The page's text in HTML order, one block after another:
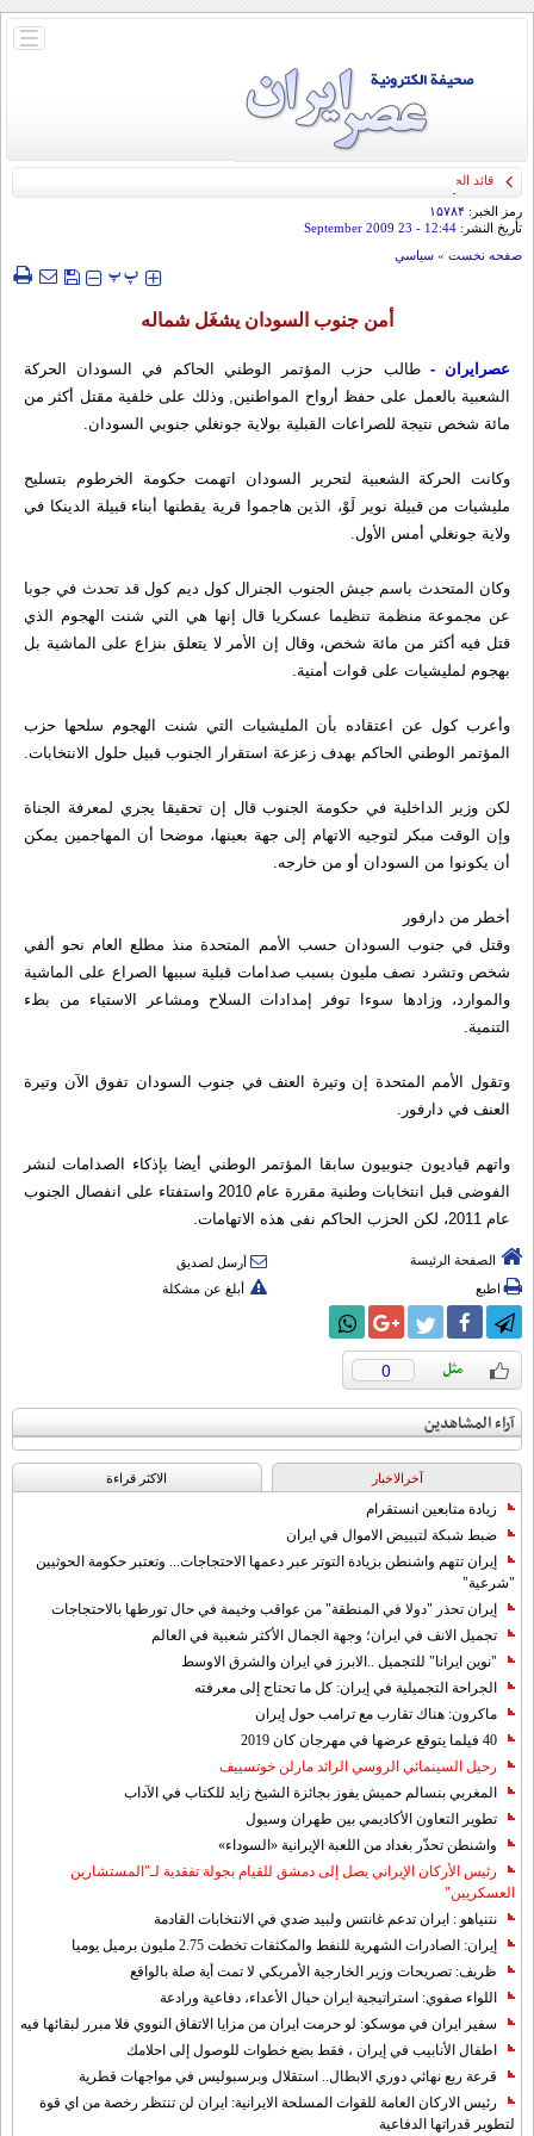
باز
قائد الحرس الثوري: إيران ستدمر أمريكا وإسرائيل والسعودية إذا تجاوزت خطوط طهران
الحمراء
رمز الخبر: ۱۵۷۸۴
تأريخ النشر: 12:44
- 23 September 2009
صفحه نخست » سياسي
‍‍‍ پپ
أمن جنوب السودان يشغَل شماله
عصرایران - طالب حزب المؤتمر الوطني الحاكم في السودان الحركة
الشعبية بالعمل على حفظ أرواح المواطنين, وذلك على خلفية مقتل أكثر من
مائة شخص نتيجة للصراعات القبلية بولاية جونغلي جنوبي السودان.
وكانت الحركة الشعبية لتحرير السودان اتهمت حكومة الخرطوم بتسليح
مليشيات من قبيلة نوير لَوْ، الذين هاجموا قرية يقطنها أبناء قبيلة الدينكا في
ولاية جونغلي أمس الأول.
وكان المتحدث باسم جيش الجنوب الجنرال كول ديم كول قد تحدث في جوبا
عن مجموعة منظمة تنظيما عسكريا قال إنها هي التي شنت الهجوم الذي
قتل فيه أكثر من مائة شخص، وقال إن الأمر لا يتعلق بنزاع على الماشية بل
بهجوم لمليشيات على قوات أمنية.
وأعرب كول عن اعتقاده بأن المليشيات التي شنت الهجوم سلحها حزب
المؤتمر الوطني الحاكم بهدف زعزعة استقرار الجنوب قبيل حلول الانتخابات.
لكن وزير الداخلية في حكومة الجنوب قال إن تحقيقا يجري لمعرفة الجناة
وإن الوقت مبكر لتوجيه الاتهام إلى جهة بعينها، موضحا أن المهاجمين يمكن
أن يكونوا من السودان أو من خارجه.
أخطر من دارفور
وقتل في جنوب السودان حسب الأمم المتحدة منذ مطلع العام نحو ألفي
شخص وتشرد نصف مليون بسبب صدامات قبلية سببها الصراع على الماشية
والموارد، وزادها سوءا توفر إمدادات السلاح ومشاعر الاستياء من بطء
التنمية.
وتقول الأمم المتحدة إن وتيرة العنف في جنوب السودان تفوق الآن وتيرة
العنف في دارفور.
واتهم قياديون جنوبيون سابقا المؤتمر الوطني أيضا بإذكاء الصدامات لنشر
الفوضى قبل انتخابات وطنية مقررة عام 2010 واستفتاء على انفصال الجنوب
عام 2011، لكن الحزب الحاكم نفى هذه الاتهامات.
الصفحة الرئيسة
أرسل لصديق
اطبع
أبلغ عن مشكلة
0
آراء المشاهدين
آخرالاخبار الاکثر قراءة
زيادة متابعين انستقرام
ضبط شبكة لتبييض الاموال في ايران
إيران تتهم واشنطن بزيادة التوتر عبر دعمها الاحتجاجات... وتعتبر حكومة الحوثيين
"شرعية"
إيران تحذر "دولا في المنطقة" من عواقب وخيمة في حال تورطها بالاحتجاجات
تجميل الانف في ايران؛ وجهة الجمال الأكثر شعبية في العالم
"نوين ايرانا" للتجميل ..الابرز في ايران والشرق الاوسط
الجراحة التجميلية في إيران: كل ما تحتاج إلى معرفته
ماكرون: هناك تقارب مع ترامب حول إيران
40 فيلما يتوقع عرضها في مهرجان كان 2019
رحيل السينمائي الروسي الرائد مارلن خوتسييف
المغربي بنسالم حميش يفوز بجائزة الشيخ زايد للكتاب في الآداب
تطوير التعاون الأكاديمي بين طهران وسيول
واشنطن تحذّر بغداد من اللعبة الإيرانية «السوداء»
رئيس الأركان الإيراني يصل إلى دمشق للقيام بجولة تفقدية لـ"المستشارين
العسكريين"
نتنياهو : ايران تدعم غانتس ولبيد ضدي في الانتخابات القادمة
إيران: الصادرات الشهریة للنفط والمكثفات تخطت 2.75 مليون برميل يوميا
ظريف: تصريحات وزير الخارجية الأمريكي لا تمت أية صلة بالواقع
اللواء صفوي: استراتيجية ايران حيال الأعداء، دفاعية ورادعة
سفير ايران في موسكو: لو حرمت ايران من مزايا الاتفاق النووي فلا مبرر لبقائها فيه
اطفال الأنابيب في إيران ، فقط بضع خطوات للوصول إلى احلامك
قرعة ربع نهائي دوري الابطال.. استقلال وبرسبوليس في مواجهات قطرية
رئيس الاركان العامة للقوات المسلحة الايرانية: ايران لن تنتظر رخصة من اي قوة
لتطوير قدراتها الدفاعية